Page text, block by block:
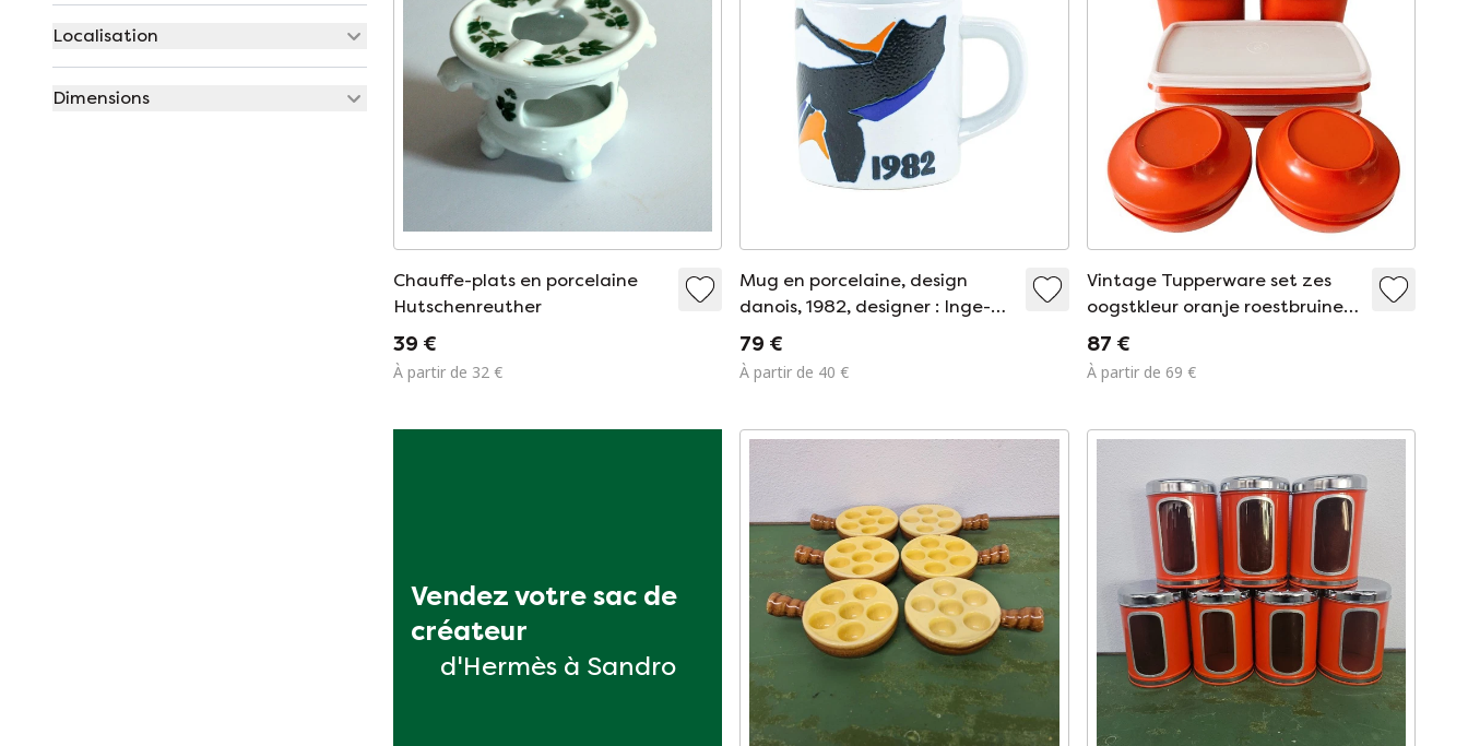
Localisation
Dimensions
Chauffe-plats en porcelaine
Hutschenreuther
39 €
À partir de 32 €
Mug en porcelaine, design
danois, 1982, designer : Inge-
Lise Koefoed, fabricant : Royal
Copenhagen
79 €
À partir de 40 €
Vintage Tupperware set zes
oogstkleur oranje roestbruine
kommen opbergbakjes
vershoudbakjes 1970's
87 €
À partir de 69 €
Vendez votre sac de
créateur
d'Hermès à Sandro